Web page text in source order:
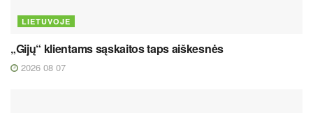
LIETUVOJE
„Gijų“ klientams sąskaitos taps aiškesnės
2026 08 07